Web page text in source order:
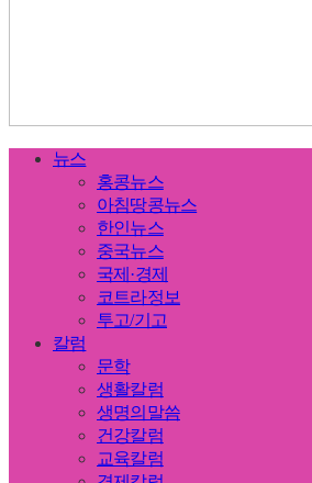
뉴스
홍콩뉴스
아침땅콩뉴스
한인뉴스
중국뉴스
국제·경제
코트라정보
투고/기고
칼럼
문학
생활칼럼
생명의말씀
건강칼럼
교육칼럼